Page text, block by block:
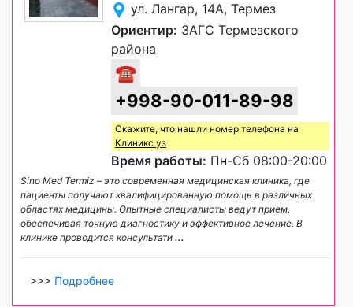
ул. Лангар, 14А, Термез
Ориентир: ЗАГС Термезского
района
☎
+998-90-011-89-98
Скажите, что нашли номер телефона на
Клиникс уз
Время работы: Пн-Сб 08:00-20:00
Sino Med Termiz – это современная медицинская клиника, где
пациенты получают квалифицированную помощь в различных
областях медицины. Опытные специалисты ведут прием,
обеспечивая точную диагностику и эффективное лечение. В
клинике проводится консультати ...
>>> Подробнее